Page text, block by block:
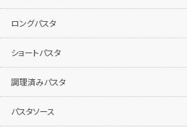
ロングパスタ
ショートパスタ
調理済みパスタ
パスタソース